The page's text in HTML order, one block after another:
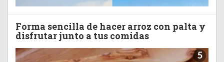
Forma sencilla de hacer arroz con palta y
disfrutar junto a tus comidas
5